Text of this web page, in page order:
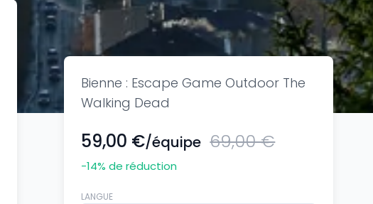
Bienne : Escape Game Outdoor The
Walking Dead
59,00 €/équipe 69,00 €
-14% de réduction
LANGUE